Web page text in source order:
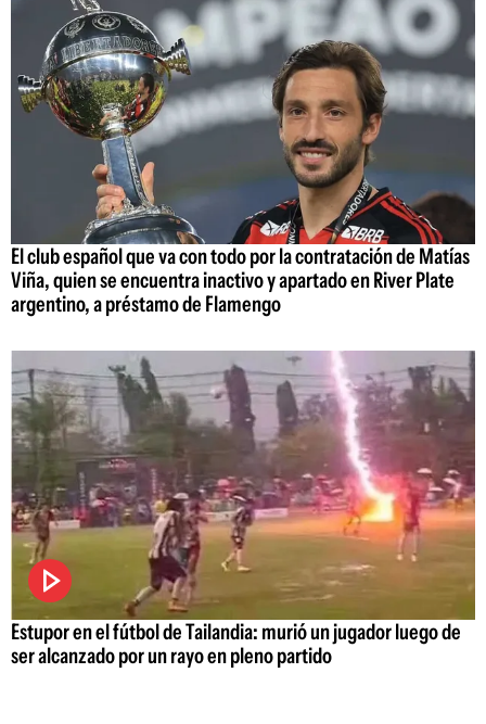
El club español que va con todo por la contratación de Matías
Viña, quien se encuentra inactivo y apartado en River Plate
argentino, a préstamo de Flamengo
Estupor en el fútbol de Tailandia: murió un jugador luego de
ser alcanzado por un rayo en pleno partido